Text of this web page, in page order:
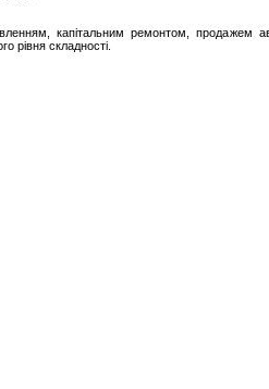
капітальним ремонтом, продажем
рівня складності.